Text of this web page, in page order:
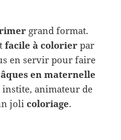
grand format.
facile à colorier par
en servir pour faire
en maternelle
instite, animateur de
jolicoloriage.